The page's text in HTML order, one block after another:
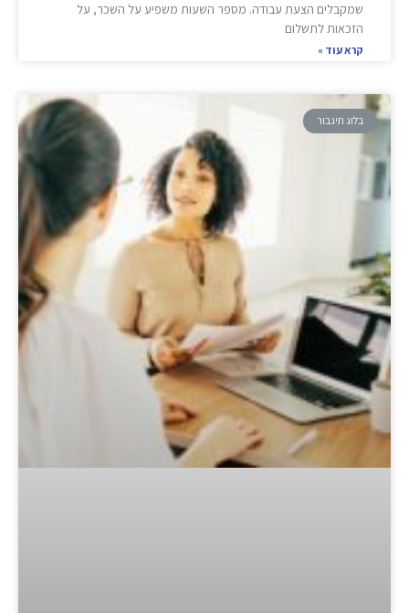
שמקבלים הצעת עבודה. מספר השעות משפיע על השכר, על
הזכאות לתשלום
קרא עוד »
בלוג תיגבור